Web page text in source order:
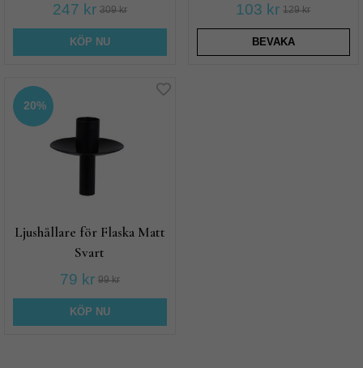
247 kr 309 kr
KÖP NU
103 kr 129 kr
BEVAKA
20%
Ljushållare för Flaska Matt
Svart
79 kr 99 kr
KÖP NU